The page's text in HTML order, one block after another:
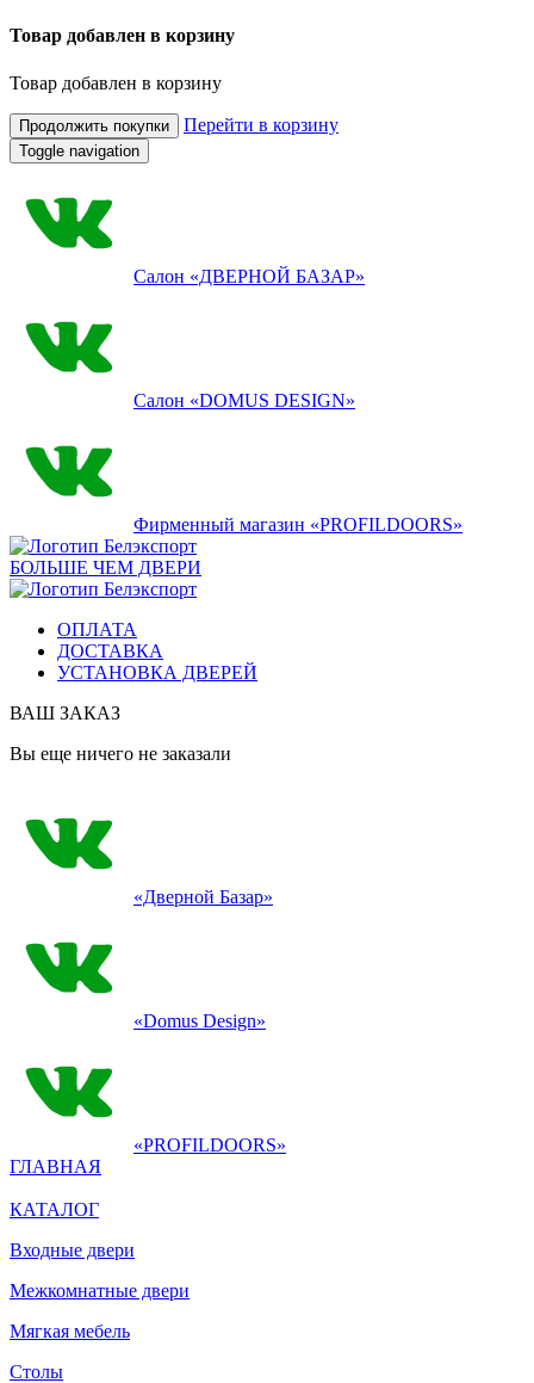
Товар добавлен в корзину
Товар добавлен в корзину
Продолжить покупки Перейти в корзину
Toggle navigation
Салон «ДВЕРНОЙ БАЗАР»
Салон «DOMUS DESIGN»
Фирменный магазин «PROFILDOORS»
БОЛЬШЕ ЧЕМ ДВЕРИ
ОПЛАТА
ДОСТАВКА
УСТАНОВКА ДВЕРЕЙ
ВАШ ЗАКАЗ
Вы еще ничего не заказали
«Дверной Базар»
«Domus Design»
«PROFILDOORS»
ГЛАВНАЯ
КАТАЛОГ
Входные двери
Межкомнатные двери
Мягкая мебель
Столы